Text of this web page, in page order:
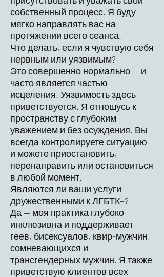
собственный процесс. Я буду
мягко направлять вас на
протяжении всего сеанса.
Что делать, если я чувствую себя
нервным или уязвимым?
Это совершенно нормально — и
часто является частью
исцеления. Уязвимость здесь
приветствуется. Я отношусь к
пространству с глубоким
уважением и без осуждения. Вы
всегда контролируете ситуацию
и можете приостановить,
перенаправить или остановиться
в любой момент.
Являются ли ваши услуги
дружественными к ЛГБТК+?
Да — моя практика глубоко
инклюзивна и поддерживает
геев, бисексуалов, квир-мужчин,
сомневающихся и
трансгендерных мужчин. Я также
приветствую клиентов всех